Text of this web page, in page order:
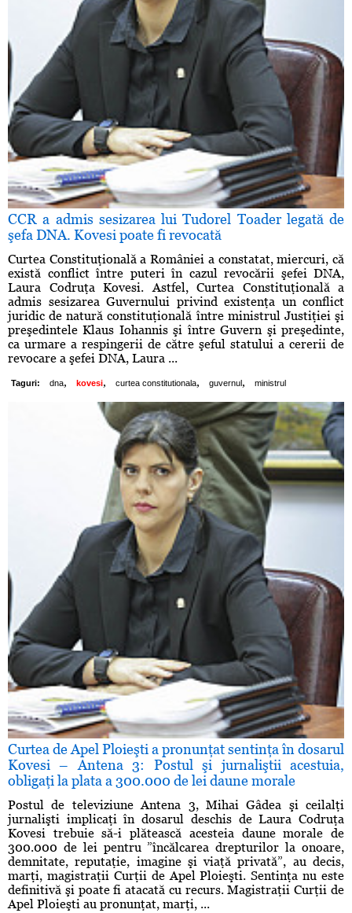
CCR a admis sesizarea lui Tudorel Toader legată de
şefa DNA. Kovesi poate fi revocată
Curtea Constituţională a României a constatat, miercuri, că
există conflict între puteri în cazul revocării şefei DNA,
Laura Codruţa Kovesi. Astfel, Curtea Constituţională a
admis sesizarea Guvernului privind existenţa un conflict
juridic de natură constituţională între ministrul Justiţiei şi
preşedintele Klaus Iohannis şi între Guvern şi preşedinte,
ca urmare a respingerii de către şeful statului a cererii de
revocare a şefei DNA, Laura ...
Taguri: dna, kovesi, curtea constitutionala, guvernul , ministrul
Curtea de Apel Ploieşti a pronunţat sentinţa în dosarul
Kovesi – Antena 3: Postul şi jurnaliştii acestuia,
obligaţi la plata a 300.000 de lei daune morale
Postul de televiziune Antena 3, Mihai Gâdea şi ceilalţi
jurnalişti implicaţi în dosarul deschis de Laura Codruţa
Kovesi trebuie să-i plătească acesteia daune morale de
300.000 de lei pentru ”încălcarea drepturilor la onoare,
demnitate, reputaţie, imagine şi viaţă privată”, au decis,
marţi, magistraţii Curţii de Apel Ploieşti. Sentinţa nu este
definitivă şi poate fi atacată cu recurs. Magistraţii Curţii de
Apel Ploieşti au pronunţat, marţi, ...